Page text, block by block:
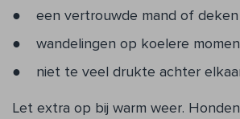
een vertrouwde mand of deken
wandelingen op koelere
niet te veel drukte achter
Let extra op bij warm weer.